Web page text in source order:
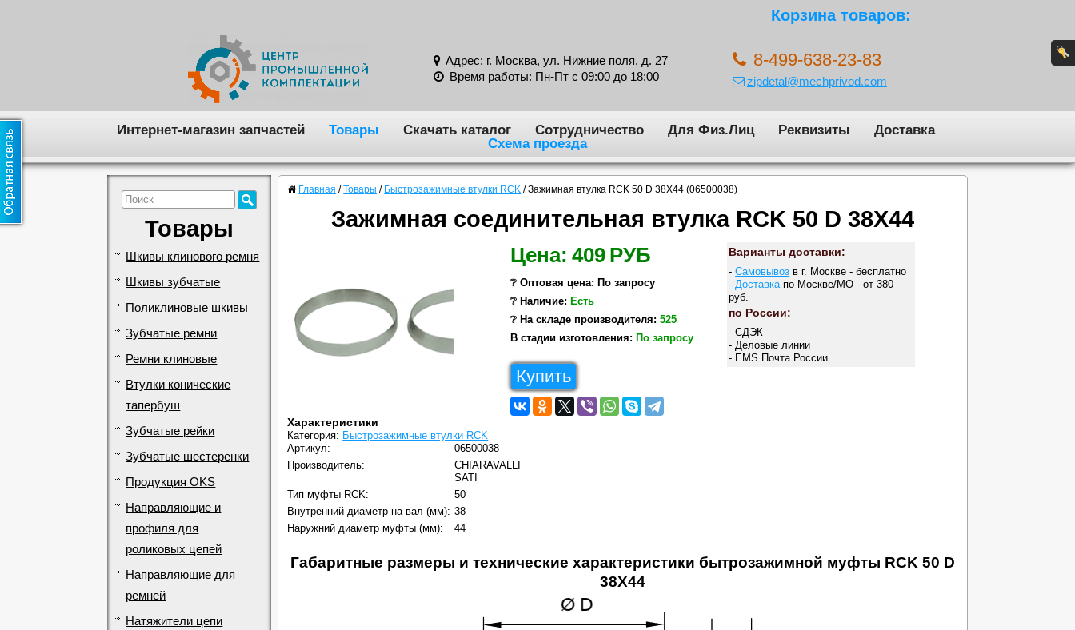
Корзина товаров:
Адрес: г. Москва, ул. Нижние поля, д. 27
Время работы: Пн-Пт с 09:00 до 18:00
8-499-638-23-83
zipdetal@mechprivod.com
Интернет-магазин запчастей Товары Скачать каталог Сотрудничество Для Физ.Лиц Реквизиты
Доставка
Схема проезда
Товары
Шкивы клинового ремня
Шкивы зубчатые
Поликлиновые шкивы
Зубчатые ремни
Ремни клиновые
Втулки конические
тапербуш
Зубчатые рейки
Зубчатые шестеренки
Продукция OKS
Направляющие и
профиля для
роликовых цепей
Направляющие для
ремней
Натяжители цепи
Главная / Товары / Быстрозажимные втулки RCK / Зажимная втулка RCK 50 D 38X44 (06500038)
Зажимная соединительная втулка RCK 50 D 38X44
Цена: 409 РУБ
❔ Оптовая цена: По запросу
❔ Наличие: Есть
❔ На складе производителя: 525
В стадии изготовления: По запросу
Купить
Варианты доставки:
-Самовывоз в г. Москве - бесплатно
- Доставка по Москве/МО - от 380
руб.
по России:
- СДЭК
- Деловые линии
- EMS Почта России
Характеристики
Категория: Быстрозажимные втулки RCK
Артикул:
06500038
Производитель:
CHIARAVALLI
SATI
Тип муфты RCK:
50
Внутренний диаметр на вал (мм): 38
Наружний диаметр муфты (мм):
44
Габаритные размеры и технические характеристики бытрозажимной муфты RCK 50 D
38X44